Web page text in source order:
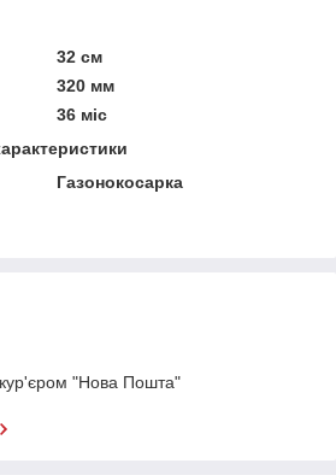
32 см
320 мм
36 міс
Газонокосарка
"Нова Пошта"